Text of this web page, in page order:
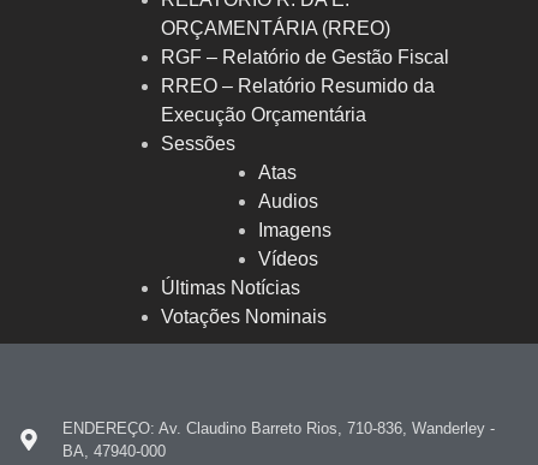
ORÇAMENTÁRIA (RREO)
RGF – Relatório de Gestão Fiscal
RREO – Relatório Resumido da
Execução Orçamentária
Sessões
Atas
Audios
Imagens
Vídeos
Últimas Notícias
Votações Nominais
ENDEREÇO: Av. Claudino Barreto Rios, 710-836, Wanderley -
BA, 47940-000